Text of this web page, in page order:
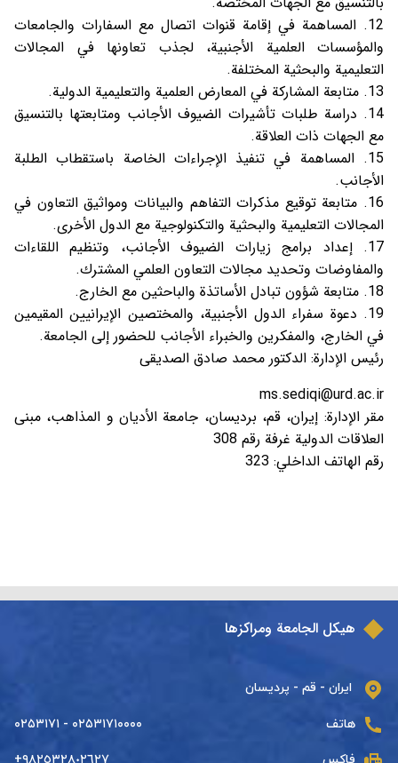
المساهمة في إقامة قنوات اتصال مع السفارات والجامعات
والمؤسسات العلمية الأجنبية، لجذب تعاونها في المجالات
التعليمية والبحثية المختلفة.
متابعة المشاركة في المعارض العلمية والتعليمية الدولية.
دراسة طلبات تأشيرات الضيوف الأجانب ومتابعتها بالتنسيق
مع الجهات ذات العلاقة.
المساهمة في تنفيذ الإجراءات الخاصة باستقطاب الطلبة
الأجانب.
متابعة توقيع مذكرات التفاهم والبيانات ومواثيق التعاون في
المجالات التعليمية والبحثية والتكنولوجية مع الدول الأخرى.
إعداد برامج زيارات الضيوف الأجانب، وتنظيم اللقاءات
والمفاوضات وتحديد مجالات التعاون العلمي المشترك.
متابعة شؤون تبادل الأساتذة والباحثين مع الخارج.
دعوة سفراء الدول الأجنبية، والمختصين الإيرانيين المقيمين
في الخارج، والمفكرين والخبراء الأجانب للحضور إلى الجامعة.
رئيس الإدارة: الدکتور محمد صادق الصدیقی
ms.sediqi@urd.ac.ir
مقر الإدارة: إيران، قم، برديسان، جامعة الأديان و المذاهب، مبنى
العلاقات الدولية غرفة رقم 308
رقم الهاتف الداخلي: 323
هيكل الجامعة ومراكزها
ایران - قم - پردیسان
هاتف ۰۲۵۳۱۷۱۰۰۰۰ - ۰۲۵۳۱۷۱